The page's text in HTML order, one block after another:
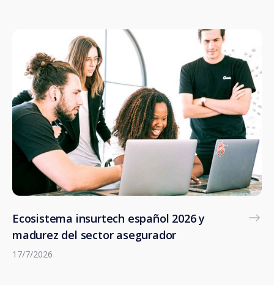
Ecosistema insurtech español 2026 y
madurez del sector asegurador
17/7/2026